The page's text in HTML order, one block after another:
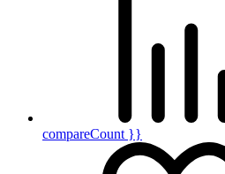
compareCount }}